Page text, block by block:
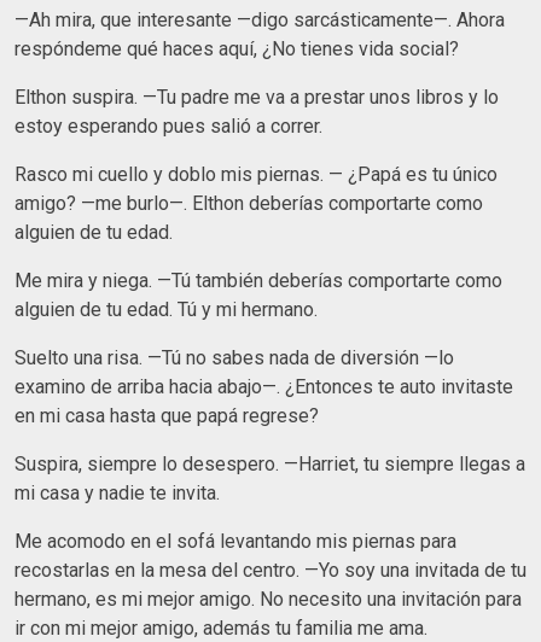
—Ah mira, que interesante —digo sarcásticamente—. Ahora
respóndeme qué haces aquí, ¿No tienes vida social?
Elthon suspira. —Tu padre me va a prestar unos libros y lo
estoy esperando pues salió a correr.
Rasco mi cuello y doblo mis piernas. — ¿Papá es tu único
amigo? —me burlo—. Elthon deberías comportarte como
alguien de tu edad.
Me mira y niega. —Tú también deberías comportarte como
alguien de tu edad. Tú y mi hermano.
Suelto una risa. —Tú no sabes nada de diversión —lo
examino de arriba hacia abajo—. ¿Entonces te auto invitaste
en mi casa hasta que papá regrese?
Suspira, siempre lo desespero. —Harriet, tu siempre llegas a
mi casa y nadie te invita.
Me acomodo en el sofá levantando mis piernas para
recostarlas en la mesa del centro. —Yo soy una invitada de tu
hermano, es mi mejor amigo. No necesito una invitación para
ir con mi mejor amigo, además tu familia me ama.